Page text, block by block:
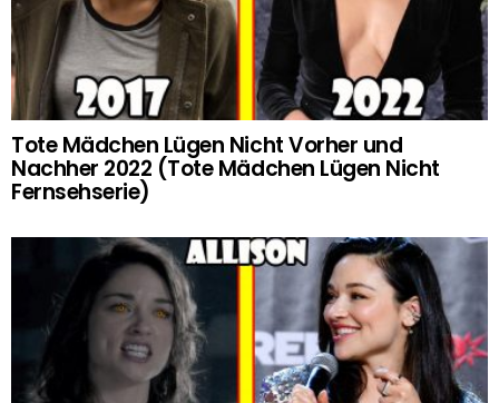
Tote Mädchen Lügen Nicht Vorher und
Nachher 2022 (Tote Mädchen Lügen Nicht
Fernsehserie)